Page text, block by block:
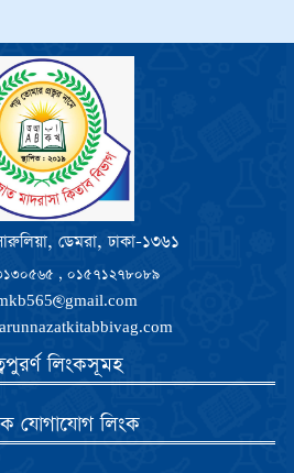
ডেমরা, ঢাকা-১৩৬১
, ০১৫৭১২৭৮০৮৯
লিংকসূমহ
যোগাযোগ লিংক